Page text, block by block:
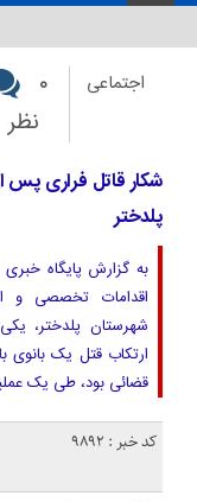
اجتماعی
۰
نظر
پلدختر
به گزارش پایگاه
اقدامات تخصصی و
شهرستان پلدختر،
قضائی بود، طی یک
کد خبر : 9892